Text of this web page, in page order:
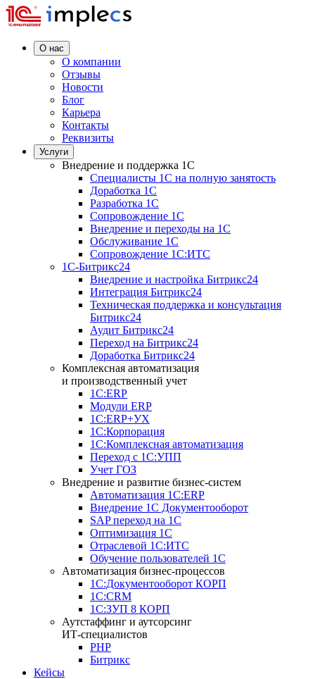
О нас
О компании
Отзывы
Новости
Блог
Карьера
Контакты
Реквизиты
Услуги
Внедрение и поддержка 1C
Специалисты 1C на полную занятость
Доработка 1C
Разработка 1C
Сопровождение 1C
Внедрение и переходы на 1C
Обслуживание 1C
Сопровождение 1C:ИТС
1С-Битрикс24
Внедрение и настройка Битрикс24
Интеграция Битрикс24
Техническая поддержка и консультация
Битрикс24
Аудит Битрикс24
Переход на Битрикс24
Доработка Битрикс24
Комплексная автоматизация
и производственный учет
1С:ERP
Модули ERP
1C:ERP+УХ
1С:Корпорация
1С:Комплексная автоматизация
Переход с 1С:УПП
Учет ГОЗ
Внедрение и развитие бизнес-систем
Автоматизация 1С:ERP
Внедрение 1С Документооборот
SAP переход на 1С
Оптимизация 1С
Отраслевой 1С:ИТС
Обучение пользователей 1С
Автоматизация бизнес-процессов
1С:Документооборот КОРП
1С:CRM
1С:ЗУП 8 КОРП
Аутстаффинг и аутсорсинг
ИТ-специалистов
PHP
Битрикс
Кейсы